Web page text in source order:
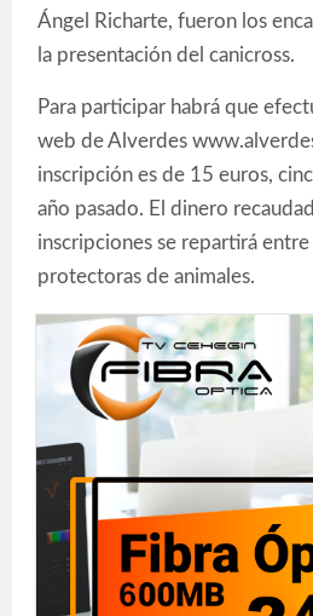
Ángel Richarte, fueron los
la presentación del canicross.
Para participar habrá que
web de Alverdes
inscripción es de 15 euros,
año pasado. El dinero
inscripciones se repartirá entre
protectoras de animales.